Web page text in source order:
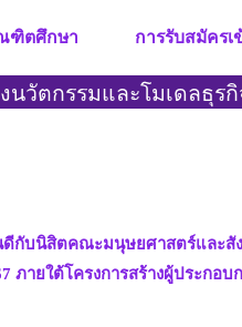
ฑิตศึกษา การรับสมัครเ
นวัตกรรมและโมเดลธุรกิ
บนิสิตคณะมนุษยศาสตร์และสั
ภายใต้โครงการสร้างผู้ประกอ